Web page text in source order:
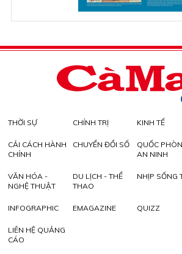
THỜI SỰ CHÍNH TRỊ KINH TẾ
CẢI CÁCH HÀNH
CHÍNH
CHUYỂN ĐỔI SỐ
QUỐC
AN NINH
VĂN HÓA -
NGHỆ THUẬT
DU LỊCH - THỂ
THAO
NHỊP SỐNG
INFOGRAPHIC EMAGAZINE QUIZZ
LIÊN HỆ QUẢNG
CÁO